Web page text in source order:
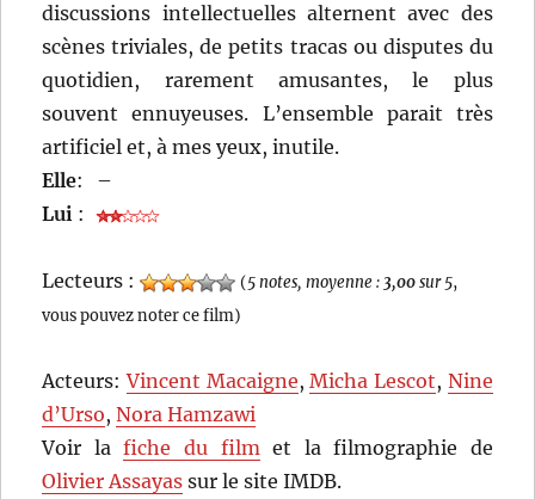
discussions intellectuelles alternent avec des
scènes triviales, de petits tracas ou disputes du
quotidien, rarement amusantes, le plus
souvent ennuyeuses. L’ensemble parait très
artificiel et, à mes yeux, inutile.
Elle:
–
Lui :
Lecteurs : (5 notes, moyenne : 3,00sur 5,
vous pouvez noter ce film)
Acteurs:Vincent Macaigne,Micha Lescot, Nine
d’Urso,Nora Hamzawi
Voir lafiche du filmet la filmographie de
Olivier Assayas sur le site IMDB.